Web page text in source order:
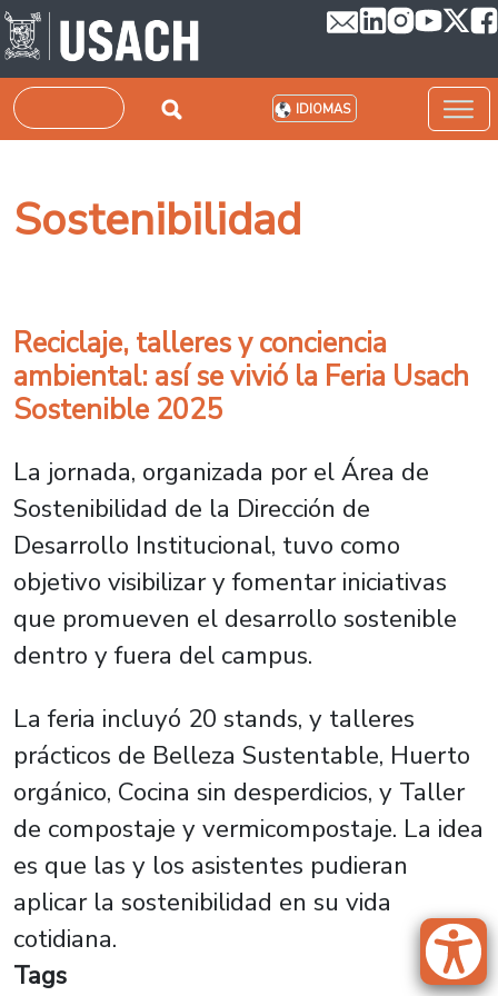
Pasar al contenido principal
Buscar IDIOMAS
Sostenibilidad
Reciclaje, talleres y conciencia
ambiental: así se vivió la Feria Usach
Sostenible 2025
La jornada, organizada por el Área de
Sostenibilidad de la Dirección de
Desarrollo Institucional, tuvo como
objetivo visibilizar y fomentar iniciativas
que promueven el desarrollo sostenible
dentro y fuera del campus.
La feria incluyó 20 stands, y talleres
prácticos de Belleza Sustentable, Huerto
orgánico, Cocina sin desperdicios, y Taller
de compostaje y vermicompostaje. La idea
es que las y los asistentes pudieran
aplicar la sostenibilidad en su vida
cotidiana.
Tags